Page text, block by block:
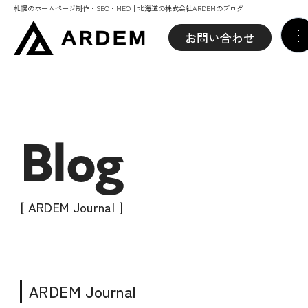
札幌のホームページ制作・SEO・MEO｜北海道の株式会社ARDEMのブログ
お問い合わせ
Blog
[ ARDEM Journal ]
ARDEM Journal